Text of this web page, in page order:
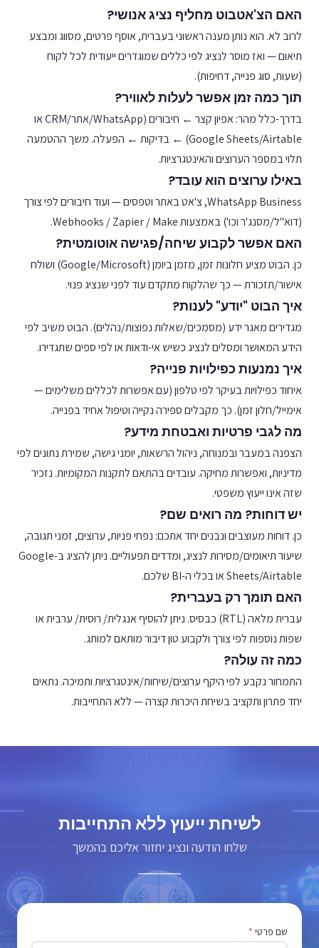
האם הצ'אטבוט מחליף נציג אנושי?
לרוב לא. הוא נותן מענה ראשוני בעברית, אוסף פרטים, מסווג ומבצע
תיאום — ואז מוסר לנציג לפי כללים שמוגדרים ייעודית לכל לקוח
(שעות, סוג פנייה, דחיפות).
תוך כמה זמן אפשר לעלות לאוויר?
בדרך-כלל מהר: אפיון קצר ← חיבורים (WhatsApp/אתר/CRM או
Google Sheets/Airtable) ← בדיקות ← הפעלה. משך ההטמעה
תלוי במספר הערוצים והאינטגרציות.
באילו ערוצים הוא עובד?
WhatsApp Business, צ'אט באתר וטפסים — ועוד חיבורים לפי צורך
(דוא"ל/מסנג'ר וכו') באמצעות Webhooks / Zapier / Make.
האם אפשר לקבוע שיחה/פגישה אוטומטית?
כן. הבוט מציע חלונות זמן, מזמן ביומן (Google/Microsoft) ושולח
אישור/תזכורת — כך שהלקוח מתקדם עוד לפני שנציג פנוי.
איך הבוט "יודע" לענות?
מגדירים מאגר ידע (מסמכים/שאלות נפוצות/נהלים). הבוט משיב לפי
הידע המאושר ומסלים לנציג כשיש אי-ודאות או לפי ספים שתגדירו.
איך נמנעות כפילויות פנייה?
איחוד כפילויות בעיקר לפי טלפון (עם אפשרות לכללים משלימים —
אימייל/חלון זמן). כך מקבלים ספירה נקייה וטיפול אחיד בפנייה.
מה לגבי פרטיות ואבטחת מידע?
הצפנה במעבר ובמנוחה, ניהול הרשאות, יומני גישה, שמירת נתונים לפי
מדיניות, ואפשרות מחיקה. עובדים בהתאם לתקנות המקומיות. נזכיר
שזה אינו ייעוץ משפטי.
יש דוחות? מה רואים שם?
כן. דוחות מעוצבים ונבנים יחד אתכם: נפחי פניות, ערוצים, זמני תגובה,
שיעור תיאומים/מסירות לנציג, ומדדים תפעוליים. ניתן להציג ב-Google
Sheets/Airtable או בכלי ה-BI שלכם.
האם תומך רק בעברית?
עברית מלאה (RTL) כבסיס. ניתן להוסיף אנגלית/ רוסית/ ערבית או
שפות נוספות לפי צורך ולקבוע טון דיבור מותאם למותג.
כמה זה עולה?
התמחור נקבע לפי היקף ערוצים/שיחות/אינטגרציות ותמיכה. נתאים
יחד פתרון ותקציב בשיחת היכרות קצרה — ללא התחייבות.
לשיחת ייעוץ ללא התחייבות
שלחו הודעה ונציג יחזור אליכם בהמשך
שם פרטי *